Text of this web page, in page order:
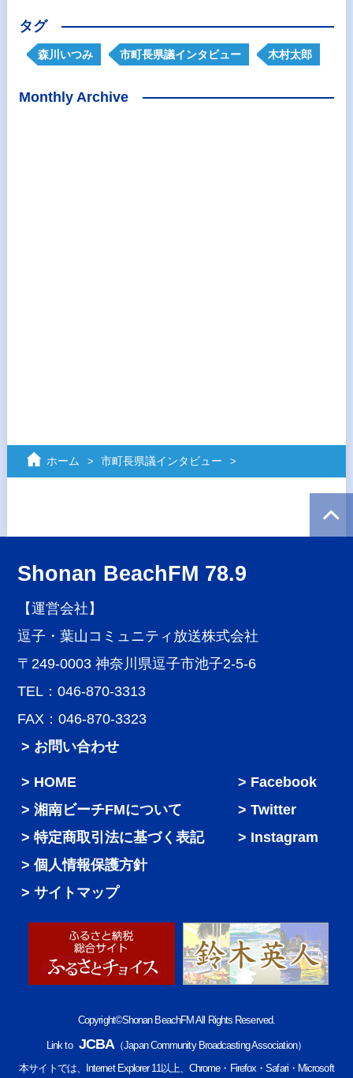
タグ
森川いつみ 市町長県議インタビュー 木村太郎
Monthly Archive
ホーム 市町長県議インタビュー
Shonan BeachFM 78.9
【運営会社】
逗子・葉山コミュニティ放送株式会社
〒249-0003 神奈川県逗子市池子2-5-6
TEL：046-870-3313
FAX：046-870-3323
> お問い合わせ
HOME
湘南ビーチFMについて
特定商取引法に基づく表記
個人情報保護方針
サイトマップ
Facebook
Twitter
Instagram
Copyright©Shonan BeachFM All Rights Reserved.
Link to JCBA（Japan Community Broadcasting Association）
本サイトでは、Internet Explorer 11以上、Chrome・Firefox・Safari・Microsoft